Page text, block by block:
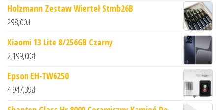
Holzmann Zestaw Wierteł Stmb26B
298,00zł
Xiaomi 13 Lite 8/256GB Czarny
2 199,00zł
Epson EH-TW6250
4 947,39zł